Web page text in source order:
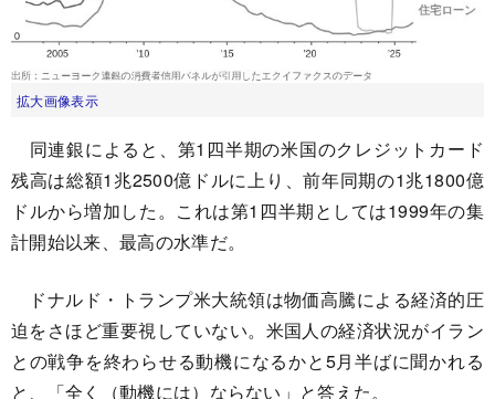
拡大画像表示
同連銀によると、第1四半期の米国のクレジットカード
残高は総額1兆2500億ドルに上り、前年同期の1兆1800億
ドルから増加した。これは第1四半期としては1999年の集
計開始以来、最高の水準だ。
ドナルド・トランプ米大統領は物価高騰による経済的圧
迫をさほど重要視していない。米国人の経済状況がイラン
との戦争を終わらせる動機になるかと5月半ばに聞かれる
と、「全く（動機には）ならない」と答えた。